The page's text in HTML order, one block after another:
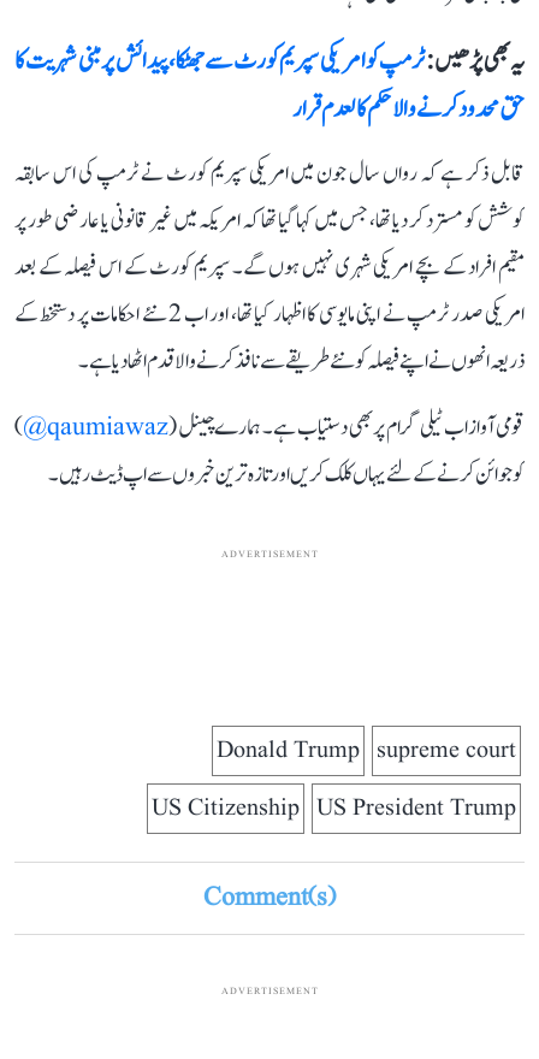
یہ بھی پڑھیں :ٹرمپ کو امریکی سپریم کورٹ سے جھٹکا، پیدائش پر مبنی شہریت کا
حق محدود کرنے والا حکم کالعدم قرار
قابل ذکر ہے کہ رواں سال جون میں امریکی سپریم کورٹ نے ٹرمپ کی اس سابقہ
کوشش کو مسترد کر دیا تھا، جس میں کہا گیا تھا کہ امریکہ میں غیر قانونی یا عارضی طور پر
مقیم افراد کے بچے امریکی شہری نہیں ہوں گے۔ سپریم کورٹ کے اس فیصلہ کے بعد
امریکی صدر ٹرمپ نے اپنی مایوسی کا اظہار کیا تھا، اور اب 2 نئے احکامات پر دستخط کے
ذریعہ انھوں نے اپنے فیصلہ کو نئے طریقے سے نافذ کرنے والا قدم اٹھا دیا ہے۔
قومی آواز اب ٹیلی گرام پر بھی دستیاب ہے۔ ہمارے چینل (qaumiawaz@
)
کو جوائن کرنے کے لئے یہاں کلک کریں اور تازہ ترین خبروں سے اپ ڈیٹ رہیں۔
ADVERTISEMENT
supreme court
Donald Trump
US President Trump
US Citizenship
Comment(s)
ADVERTISEMENT